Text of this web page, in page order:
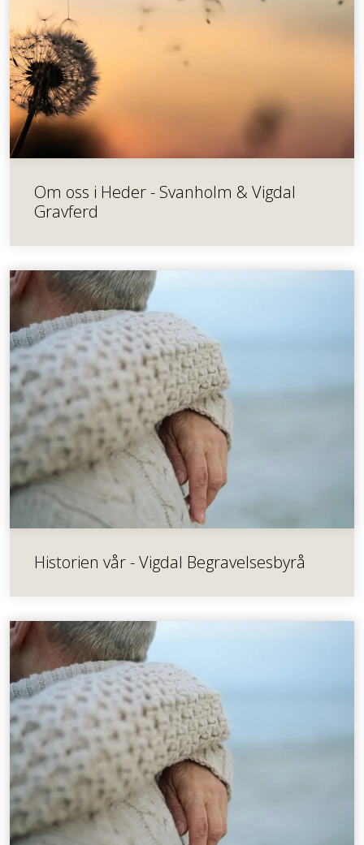
Om oss i Heder - Svanholm & Vigdal
Gravferd
Historien vår - Vigdal Begravelsesbyrå